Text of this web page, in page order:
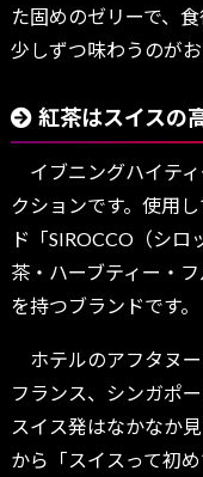
た固めのゼリーで、
少しずつ味わうのがお
紅茶はスイスの
イブニングハイテ
クションです。使用
ド「SIROCCO（シ
茶・ハーブティー・
を持つブランドです。
ホテルのアフタヌー
フランス、シンガポ
スイス発はなかなか
から「スイスって初